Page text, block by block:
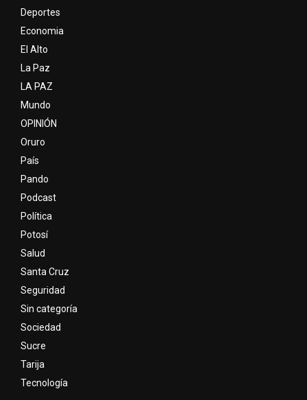
Deportes
Economia
El Alto
La Paz
LA PAZ
Mundo
OPINIÓN
Oruro
País
Pando
Podcast
Política
Potosí
Salud
Santa Cruz
Seguridad
Sin categoría
Sociedad
Sucre
Tarija
Tecnología